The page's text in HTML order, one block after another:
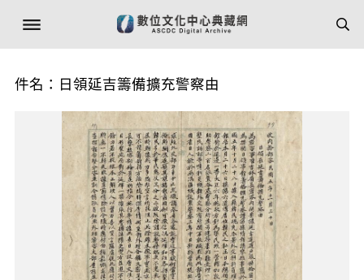
件名：日領延吉籌備擴充警察由